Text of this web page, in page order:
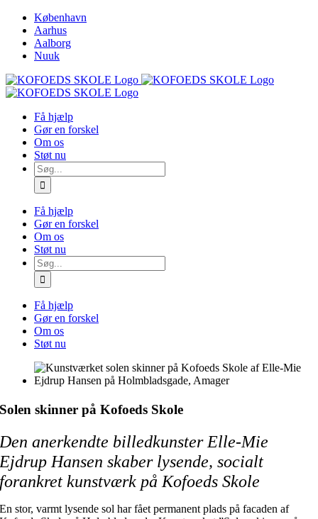
Skip
content
København
Aarhus
Aalborg
Nuuk
Få hjælp
Gør en forskel
Om os
Støt nu
Søg
efter:
Få hjælp
Gør en forskel
Om os
Støt nu
Søg
efter:
Få hjælp
Gør en forskel
Om os
Støt nu
Solen skinner på Kofoeds Skole
Den anerkendte billedkunster Elle-Mie
Ejdrup Hansen skaber lysende, socialt
forankret kunstværk på Kofoeds Skole
En stor, varmt lysende sol har fået permanent plads på facaden af